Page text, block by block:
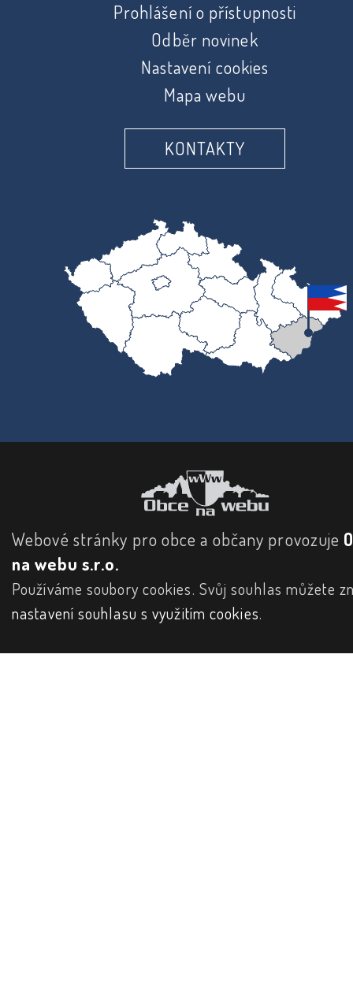
Prohlášení o přístupnosti
Odběr novinek
Nastavení cookies
Mapa webu
KONTAKTY
Webové stránky pro obce a občany provozuje
na webu s.r.o.
Používáme soubory cookies. Svůj souhlas můžete
nastavení souhlasu s využitím cookies.